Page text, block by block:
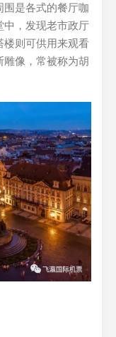
是各式的餐厅咖
中，发现老市政厅
楼则可供用来观看
像，常被称为胡